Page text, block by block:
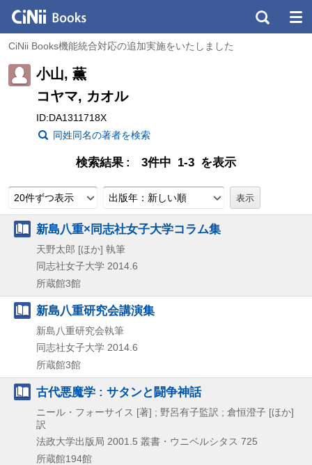
CiNii Books機能統合対応の追加実施をいたしました
小山, 薫
コヤマ, カオル
ID:DA1311718X
同姓同名の著者を検索
検索結果 3件中 1-3 を表示
20件ずつ表示 出版年：新しい順
新島八重×同志社女子大学コラム集
天野太郎 [ほか] 執筆
同志社女子大学 2014.6
所蔵館3館
新島八重研究会講演集
新島八重研究会執筆
同志社女子大学 2014.6
所蔵館3館
古代悪魔学 : サタンと闘争神話
ニール・フォーサイス [著] ; 野呂有子監訳 ; 倉恒澄子 [ほか]
訳
法政大学出版局 2001.5 叢書・ウニベルシタス 725
所蔵館194館